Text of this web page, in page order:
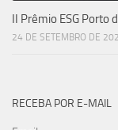
II Prêmio ESG
24 DE SETEMBRO DE
RECEBA POR E-MAIL